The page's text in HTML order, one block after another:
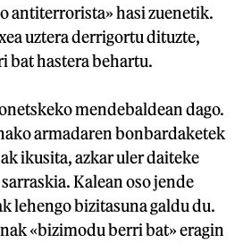
antiterrorista» hasi zuenetik.
uztera derrigortu dituzte,
bat hastera behartu.
mendebaldean dago.
armadaren bonbardaketek
ikusita, azkar uler daiteke
Kalean oso jende
lehengo bizitasuna galdu du.
«bizimodu berri bat» eragin